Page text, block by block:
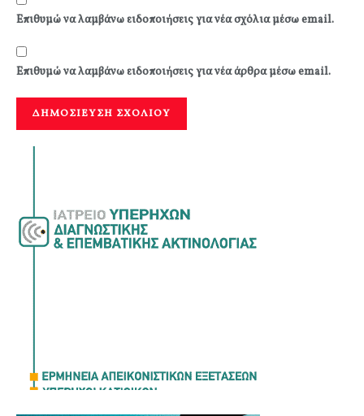
Επιθυμώ να λαμβάνω ειδοποιήσεις για νέα σχόλια μέσω email.
Επιθυμώ να λαμβάνω ειδοποιήσεις για νέα άρθρα μέσω email.